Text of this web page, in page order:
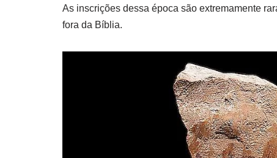
As inscrições dessa época são extremamente
fora da Bíblia.